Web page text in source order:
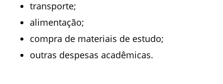
transporte;
alimentação;
compra de materiais de estudo;
outras despesas acadêmicas.